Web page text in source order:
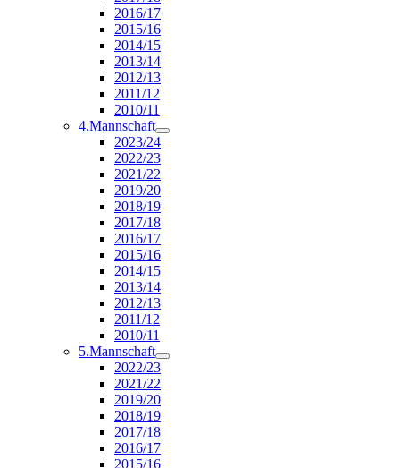
2016/17
2015/16
2014/15
2013/14
2012/13
2011/12
2010/11
4.Mannschaft
2023/24
2022/23
2021/22
2019/20
2018/19
2017/18
2016/17
2015/16
2014/15
2013/14
2012/13
2011/12
2010/11
5.Mannschaft
2022/23
2021/22
2019/20
2018/19
2017/18
2016/17
2015/16